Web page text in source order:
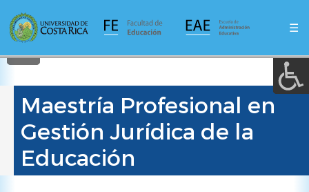
contenido
principal
☰
Maestría Profesional en
Gestión Jurídica de la
Educación